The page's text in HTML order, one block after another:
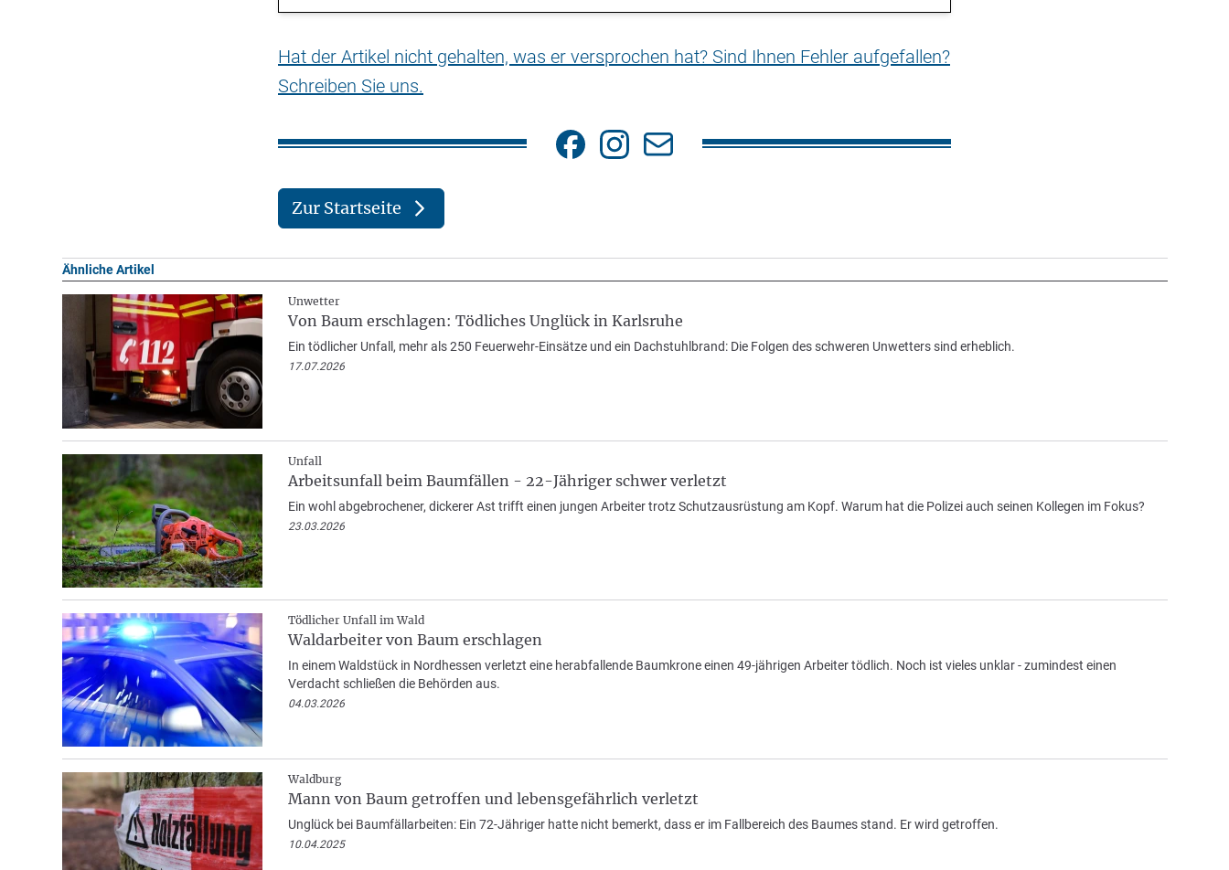
Hat der Artikel nicht gehalten, was er versprochen hat? Sind Ihnen Fehler aufgefallen?
Schreiben Sie uns.
Zur Startseite
Ähnliche Artikel
Unwetter
Von Baum erschlagen: Tödliches Unglück in Karlsruhe
Ein tödlicher Unfall, mehr als 250 Feuerwehr-Einsätze und ein Dachstuhlbrand: Die Folgen des schweren Unwetters sind erheblich.
17.07.2026
Unfall
Arbeitsunfall beim Baumfällen - 22-Jähriger schwer verletzt
Ein wohl abgebrochener, dickerer Ast trifft einen jungen Arbeiter trotz Schutzausrüstung am Kopf. Warum hat die Polizei auch seinen Kollegen im Fokus?
23.03.2026
Tödlicher Unfall im Wald
Waldarbeiter von Baum erschlagen
In einem Waldstück in Nordhessen verletzt eine herabfallende Baumkrone einen 49-jährigen Arbeiter tödlich. Noch ist vieles unklar - zumindest einen
Verdacht schließen die Behörden aus.
04.03.2026
Waldburg
Mann von Baum getroffen und lebensgefährlich verletzt
Unglück bei Baumfällarbeiten: Ein 72-Jähriger hatte nicht bemerkt, dass er im Fallbereich des Baumes stand. Er wird getroffen.
10.04.2025